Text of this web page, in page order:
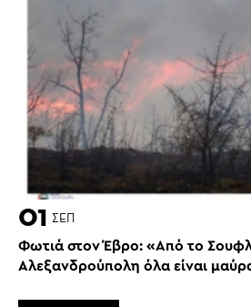
01 ΣΕΠ
Φωτιά στον Έβρο: «Από το
Αλεξανδρούπολη όλα είναι